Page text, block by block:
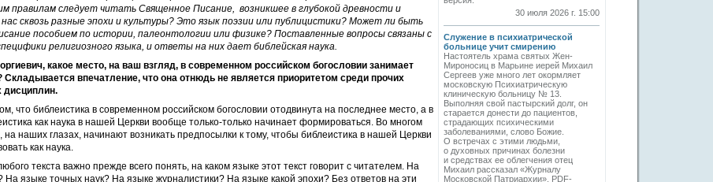
правилам следует читать Священное Писание, возникшее в глубокой древности и
сквозь разные эпохи и культуры? Это язык поэзии или публицистики? Может ли быть
пособием по истории, палеонтологии или физике? Поставленные вопросы связаны с
религиозного языка, и ответы на них дает библейская наука.
какое место, на ваш взгляд, в современном российском богословии занимает
Складывается впечатление, что она отнюдь не является приоритетом среди прочих
дисциплин.
что библеистика в современном российском богословии отодвинута на последнее место, а в
как наука в нашей Церкви вообще только-только начинает формироваться. Во многом
на наших глазах, начинают возникать предпосылки к тому, чтобы библеистика в нашей Церкви
как наука.
текста важно прежде всего понять, на каком языке этот текст говорит с читателем. На
На языке точных наук? На языке журналистики? На языке какой эпохи? Без ответов на эти
30 июля 2026 г. 15:00
Служение в психиатрической
больнице учит смирению
Настоятель храма святых Жен-
Мироносиц в Марьине иерей Михаил
Сергеев уже много лет окормляет
московскую Психиатрическую
клиническую больницу № 13.
Выполняя свой пастырский долг, он
старается донести до пациентов,
страдающих психическими
заболеваниями, слово Божие.
О встречах с этими людьми,
о духовных причинах болезни
и средствах ее облегчения отец
Михаил рассказал «Журналу
Московской Патриархии». PDF-